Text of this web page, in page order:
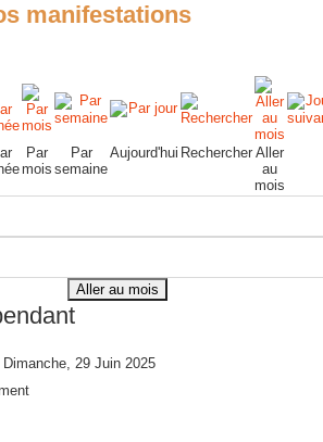
manifestations
Par
mois
Par
semaine
Aujourd'hui Rechercher Aller
au
mois
Aller au mois
Dimanche, 29 Juin 2025